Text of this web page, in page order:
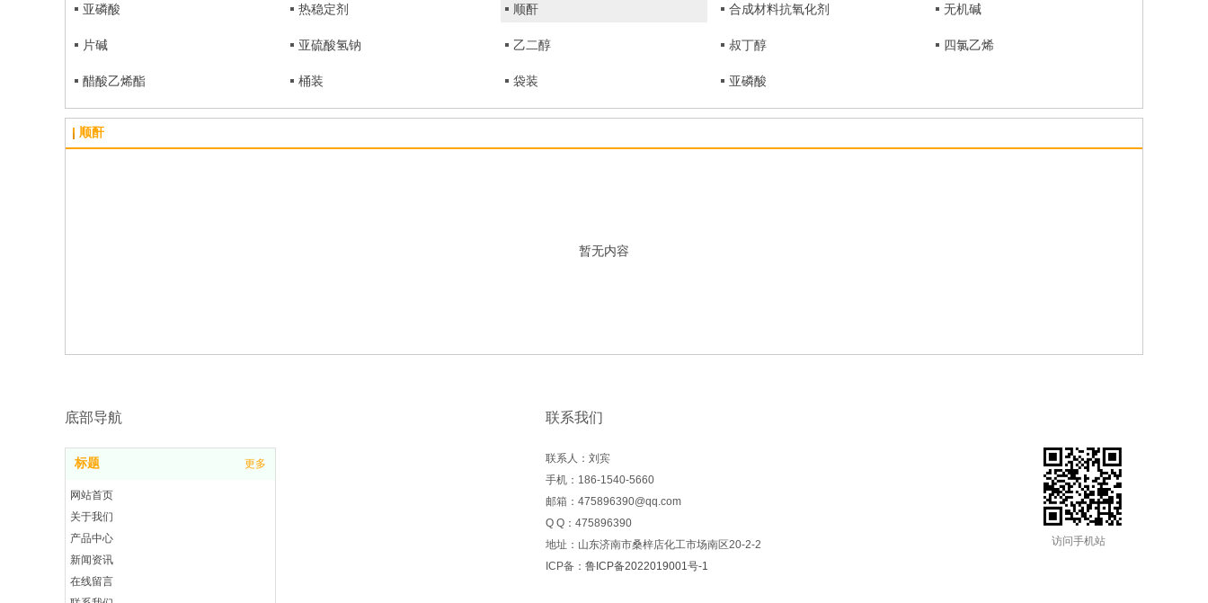
亚磷酸 热稳定剂 顺酐 合成材料抗氧化剂 无机碱
片碱 亚硫酸氢钠 乙二醇 叔丁醇 四氯乙烯
醋酸乙烯酯 桶装 袋装 亚磷酸
顺酐
暂无内容
标题 更多
网站首页
关于我们
产品中心
新闻资讯
在线留言
底部导航
访问手机站
联系人：刘宾
手机：186-1540-5660
邮箱：475896390@qq.com
Q Q：475896390
地址：山东济南市桑梓店化工市场南区20-2-2
ICP备： 鲁ICP备2022019001号-1
联系我们